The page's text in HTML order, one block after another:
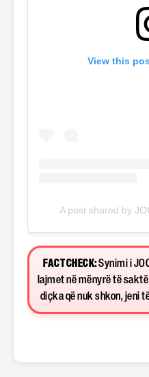
View this
A post shared by
FACT CHECK:Synimi i
lajmet në mënyrë të
diçka që nuk shkon, jeni